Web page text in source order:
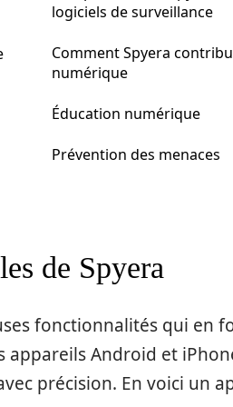
logiciels de surveillance
Comment Spyera
numérique
Éducation numérique
Prévention des menaces
de Spyera
fonctionnalités qui en
appareils Android et
précision. En voici un